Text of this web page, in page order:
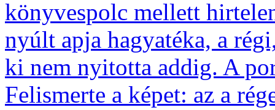
könyvespolc mellett
nyúlt apja hagyatéka, a
ki nem nyitotta addig. A
Felismerte a képet: az a